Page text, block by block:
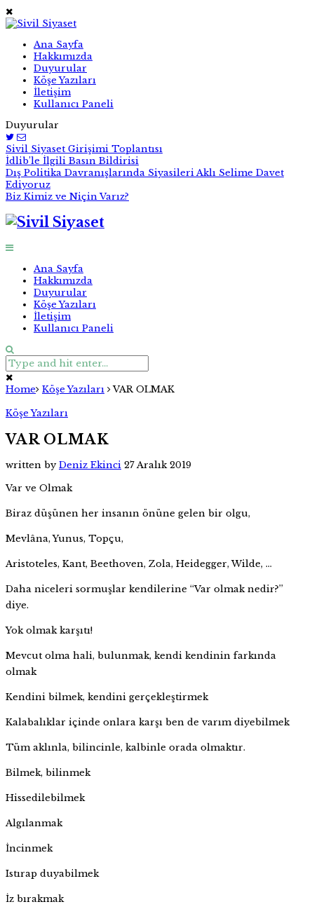
Ana Sayfa
Hakkımızda
Duyurular
Köşe Yazıları
İletişim
Kullanıcı Paneli
Duyurular
Sivil Siyaset Girişimi Toplantısı
İdlib’le İlgili Basın Bildirisi
Dış Politika Davranışlarında Siyasileri Aklı Selime Davet
Ediyoruz
Biz Kimiz ve Niçin Varız?
Ana Sayfa
Hakkımızda
Duyurular
Köşe Yazıları
İletişim
Kullanıcı Paneli
Home Köşe Yazıları
VAR OLMAK
Köşe Yazıları
VAR OLMAK
written byDeniz Ekinci 27 Aralık 2019
Var ve Olmak
Biraz düşünen her insanın önüne gelen bir olgu,
Mevlâna, Yunus, Topçu,
Aristoteles, Kant, Beethoven, Zola, Heidegger, Wilde, …
Daha niceleri sormuşlar kendilerine “Var olmak nedir?”
diye.
Yok olmak karşıtı!
Mevcut olma hali, bulunmak, kendi kendinin farkında
olmak
Kendini bilmek, kendini gerçekleştirmek
Kalabalıklar içinde onlara karşı ben de varım diyebilmek
Tüm aklınla, bilincinle, kalbinle orada olmaktır.
Bilmek, bilinmek
Hissedilebilmek
Algılanmak
İncinmek
Istırap duyabilmek
İz bırakmak